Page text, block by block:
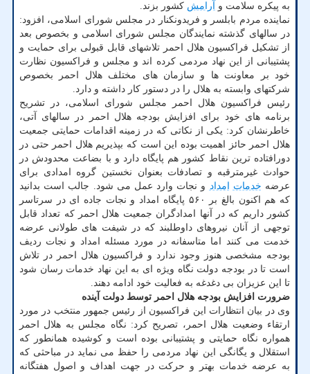
به پیکره سلامت و
آرامش کشور بزند.
نماینده مردم بابلسر و فریدونکنار در مجلس شورای اسلامی، افزود:
در سالهای گذشته نمایندگان مجلس شورای اسلامی و بخصوص بعد
از تشکیل فراکسیون هلال احمر تلاشهای قابل قبولی برای حمایت و
پشتیبانی از این نهاد مردمی کرده اند و مجلس و فراکسیون نظارت
خود بر معاونت ها و سازمان های مختلف هلال احمر بخصوص
شرکتهای وابسته به هلال را در دستور کار داشته و دارد.
رئیس فراکسیون هلال احمر مجلس شورای اسلامی، در تشریح
برنامه های خود برای افزایش بودجه هلال احمر در سالهای آتی،
خاطرنشان کرد: یکی از نکاتی که در زمینه اقدامات حمایتی جمعیت
هلال احمر حائز اهمیت بوده این است که بپذیریم هلال احمر حتی در
دورافتاده ترین نقاط کشور هم پایگاه دارد و با بضاعت محدودش در
حوادث غیرمترقبه و تصادفات بعنوان نخستین گروه امدادی برای
عرضه خدمات امداد و نجات وارد عمل می شود. جالب است بدانید
که هم اکنون بالغ بر ۵۶۰ پایگاه امداد و نجات جاده ای در سرتاسر
کشور داریم که در آنها امدادگران جمعیت هلال احمر که تعداد قابل
توجهی از آنان نیروهای داوطلبند که در شیفت های طولانی عرضه
خدمت می کنند اما متاسفانه در مورد مسئله امداد و نجات ردیف
بودجه مشخصی هنوز وجود ندارد و فراکسیون هلال احمر در تلاش
است تا در بودجه دولت نگاه ویژه ای به این نهاد خدمات رسان شود
تا این عزیزان بی دغدغه به فعالیت خود ادامه دهند.
ضرورت افزایش بودجه هلال احمر توسط دولت آینده
وی در بیان انتظارات این فراکسیون از رئیس جمهور منتخب در مورد
ارتقاء وضعیت هلال احمر، تصریح کرد: نگاه مجلس به هلال احمر
همواره نگاه حمایتی و پشتیبانی بوده است و کوشیده همانطور که
استقلال و یگانگی این نهاد مردمی را حفظ می نماید در مباحثی که
به عرضه خدمات بهتر و حرکت در جهت اهداف و اصول هفتگانه